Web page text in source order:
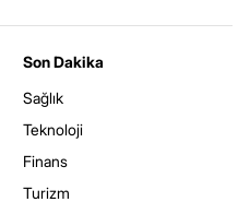
Son Dakika
Sağlık
Teknoloji
Finans
Turizm